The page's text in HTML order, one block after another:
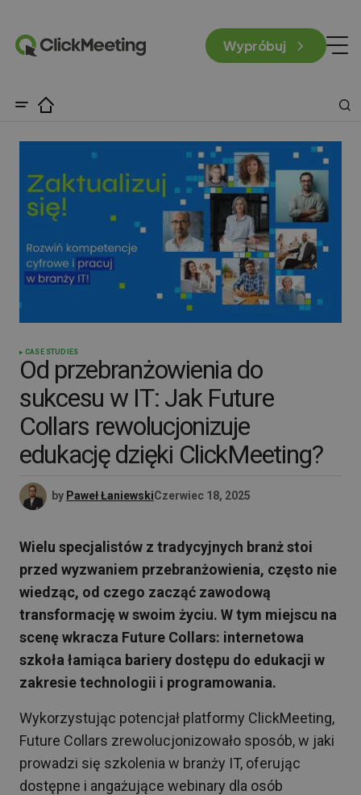
Wypróbuj
CASE STUDIES
Od przebranżowienia do
sukcesu w IT: Jak Future
Collars rewolucjonizuje
edukację dzięki ClickMeeting?
by Paweł ŁaniewskiCzerwiec 18, 2025
Wielu specjalistów z tradycyjnych branż stoi
przed wyzwaniem przebranżowienia, często nie
wiedząc, od czego zacząć zawodową
transformację w swoim życiu. W tym miejscu na
scenę wkracza Future Collars: internetowa
szkoła łamiąca bariery dostępu do edukacji w
zakresie technologii i programowania.
Wykorzystując potencjał platformy ClickMeeting,
Future Collars zrewolucjonizowało sposób, w jaki
prowadzi się szkolenia w branży IT, oferując
dostępne i angażujące webinary dla osób